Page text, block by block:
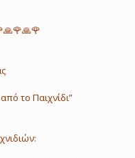
το Παιχνίδι”